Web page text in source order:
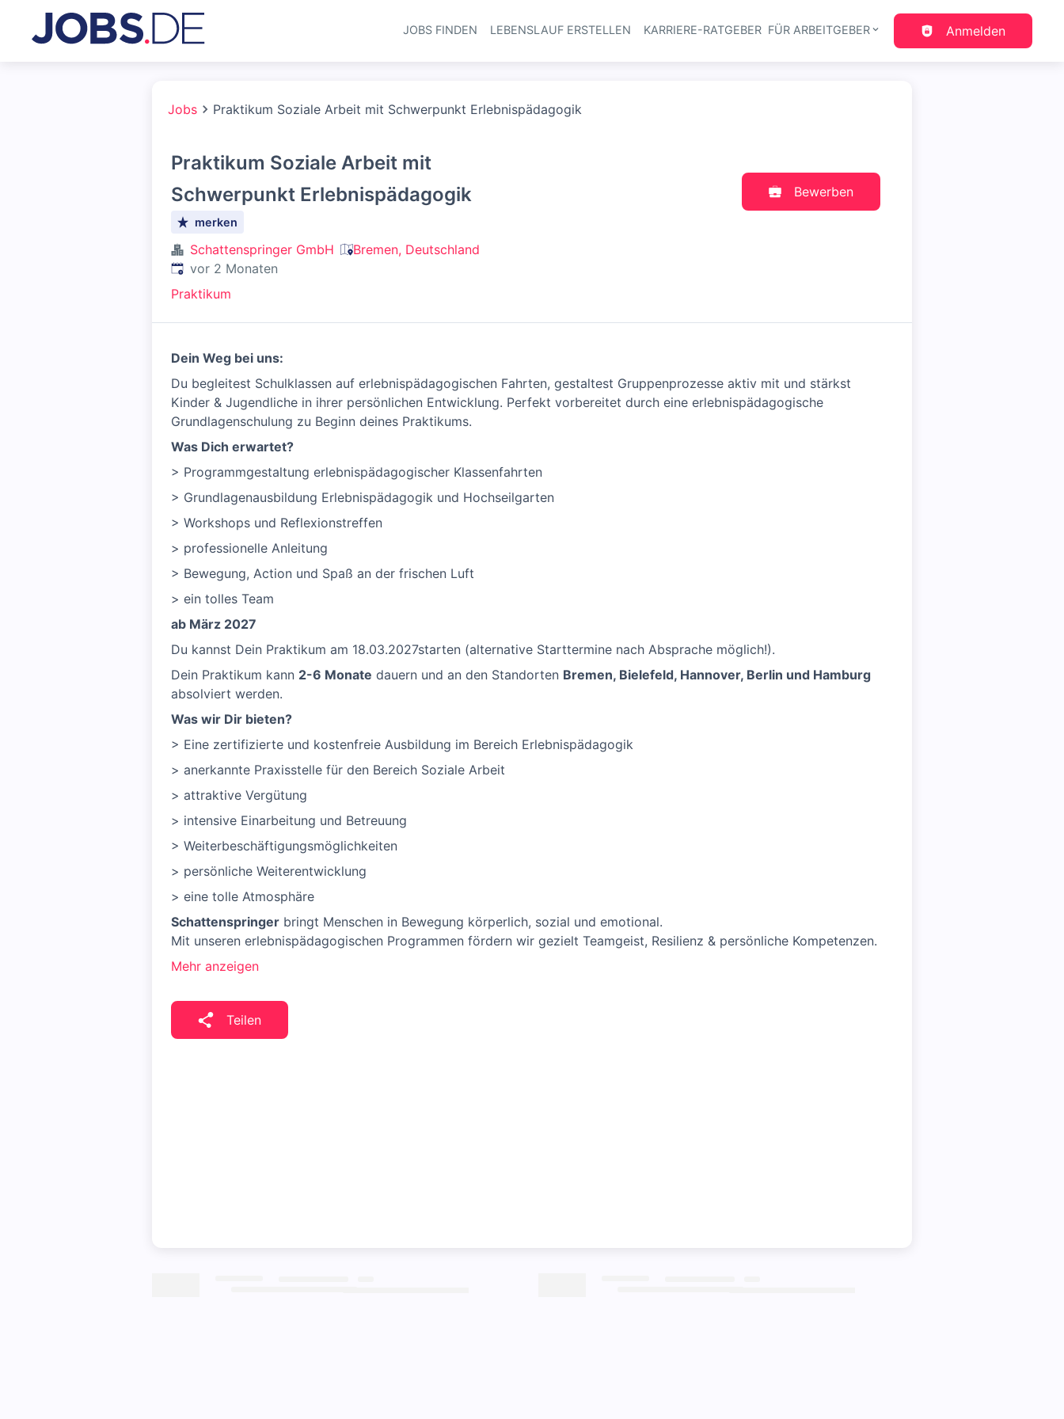
Haupt-Navigation
JOBS FINDEN LEBENSLAUF ERSTELLEN KARRIERE-RATGEBER FÜR ARBEITGEBER Anmelden
Jobs Praktikum Soziale Arbeit mit Schwerpunkt Erlebnispädagogik
Praktikum Soziale Arbeit mit
Schwerpunkt Erlebnispädagogik
merken
Schattenspringer GmbH
Bremen, Deutschland
Veröffentlicht:
vor 2 Monaten
Praktikum
Bewerben
Dein Weg bei uns:
Du begleitest Schulklassen auf erlebnispädagogischen Fahrten, gestaltest Gruppenprozesse aktiv mit und stärkst
Kinder & Jugendliche in ihrer persönlichen Entwicklung. Perfekt vorbereitet durch eine erlebnispädagogische
Grundlagenschulung zu Beginn deines Praktikums.
Was Dich erwartet?
> Programmgestaltung erlebnispädagogischer Klassenfahrten
> Grundlagenausbildung Erlebnispädagogik und Hochseilgarten
> Workshops und Reflexionstreffen
> professionelle Anleitung
> Bewegung, Action und Spaß an der frischen Luft
> ein tolles Team
ab März 2027
Du kannst Dein Praktikum am 18.03.2027starten (alternative Starttermine nach Absprache möglich!).
Dein Praktikum kann 2-6 Monate dauern und an den Standorten Bremen, Bielefeld, Hannover, Berlin und Hamburg
absolviert werden.
Was wir Dir bieten?
> Eine zertifizierte und kostenfreie Ausbildung im Bereich Erlebnispädagogik
> anerkannte Praxisstelle für den Bereich Soziale Arbeit
> attraktive Vergütung
> intensive Einarbeitung und Betreuung
> Weiterbeschäftigungsmöglichkeiten
> persönliche Weiterentwicklung
> eine tolle Atmosphäre
Schattenspringer bringt Menschen in Bewegung körperlich, sozial und emotional.
Mit unseren erlebnispädagogischen Programmen fördern wir gezielt Teamgeist, Resilienz & persönliche Kompetenzen.
Mehr anzeigen
Teilen